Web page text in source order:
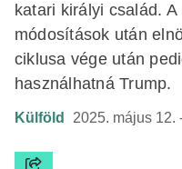
katari királyi család.
módosítások után
ciklusa vége után
használhatná Trump.
Külföld 2025. május 12.